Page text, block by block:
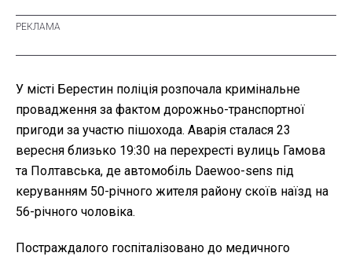
У місті Берестин поліція розпочала кримінальне
провадження за фактом дорожньо-транспортної
пригоди за участю пішохода. Аварія сталася 23
вересня близько 19:30 на перехресті вулиць Гамова
та Полтавська, де автомобіль Daewoo-sens під
керуванням 50-річного жителя району скоїв наїзд на
56-річного чоловіка.
Постраждалого госпіталізовано до медичного